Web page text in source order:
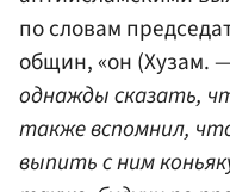
по словам
общин, «он (Хузам.
однажды сказать,
также вспомнил,
выпить с ним